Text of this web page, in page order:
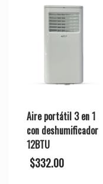
Aire portátil 3 en 1
con deshumificador
12BTU
$332.00